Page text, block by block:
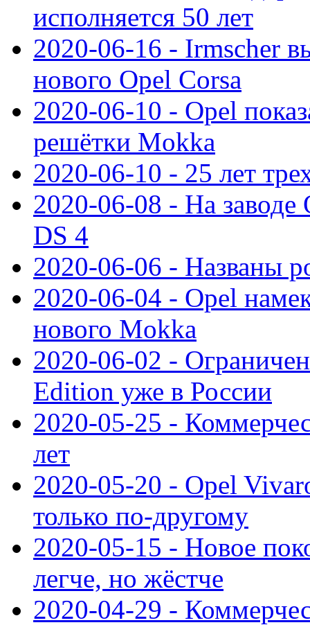
исполняется 50 лет
2020-06-16 - Irmscher
нового Opel Corsa
2020-06-10 - Opel
решётки Mokka
2020-06-10 - 25 лет
2020-06-08 - На заводе
DS 4
2020-06-06 - Названы
2020-06-04 - Opel
нового Mokka
2020-06-02 -
Edition уже в России
2020-05-25 -
лет
2020-05-20 - Opel
только по-другому
2020-05-15 - Новое
легче, но жёстче
2020-04-29 -